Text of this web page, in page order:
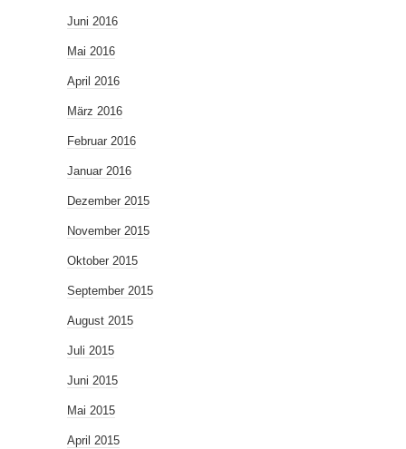
Juni 2016
Mai 2016
April 2016
März 2016
Februar 2016
Januar 2016
Dezember 2015
November 2015
Oktober 2015
September 2015
August 2015
Juli 2015
Juni 2015
Mai 2015
April 2015